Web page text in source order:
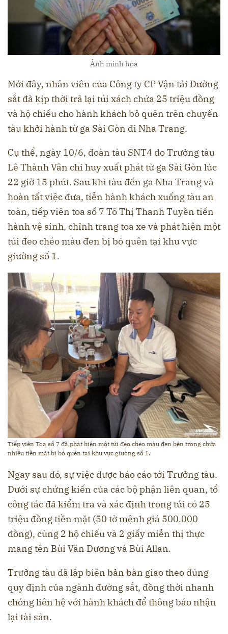
Ảnh minh họa
Mới đây, nhân viên của Công ty CP Vận tải Đường
sắt đã kịp thời trả lại túi xách chứa 25 triệu đồng
và hộ chiếu cho hành khách bỏ quên trên chuyến
tàu khởi hành từ ga Sài Gòn đi Nha Trang.
Cụ thể, ngày 10/6, đoàn tàu SNT4 do Trưởng tàu
Lê Thành Vân chỉ huy xuất phát từ ga Sài Gòn lúc
22 giờ 15 phút. Sau khi tàu đến ga Nha Trang và
hoàn tất việc đưa, tiễn hành khách xuống tàu an
toàn, tiếp viên toa số 7 Tô Thị Thanh Tuyền tiến
hành vệ sinh, chỉnh trang toa xe và phát hiện một
túi đeo chéo màu đen bị bỏ quên tại khu vực
giường số 1.
Tiếp viên Toa số 7 đã phát hiện một túi đeo chéo màu đen bên trong chứa
nhiều tiền mặt bị bỏ quên tại khu vực giường số 1.
Ngay sau đó, sự việc được báo cáo tới Trưởng tàu.
Dưới sự chứng kiến của các bộ phận liên quan, tổ
công tác đã kiểm tra và xác định trong túi có 25
triệu đồng tiền mặt (50 tờ mệnh giá 500.000
đồng), cùng 2 hộ chiếu và 2 giấy miễn thị thực
mang tên Bùi Văn Dương và Bùi Allan.
Trưởng tàu đã lập biên bản bàn giao theo đúng
quy định của ngành đường sắt, đồng thời nhanh
chóng liên hệ với hành khách để thông báo nhận
lại tài sản.